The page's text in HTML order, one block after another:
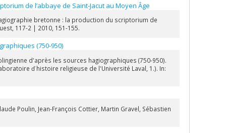
de l’abbaye de Saint-Jacut au Moyen Âge
bretonne : la production du scriptorium de
117-2 | 2010, 151-155.
(750-950)
d'après les sources hagiographiques (750-950).
ď histoire religieuse de l'Université Laval, 1.). In:
Poulin, Jean-François Cottier, Martin Gravel, Sébastien